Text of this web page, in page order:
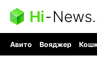
Hi-
Авито Вояджер